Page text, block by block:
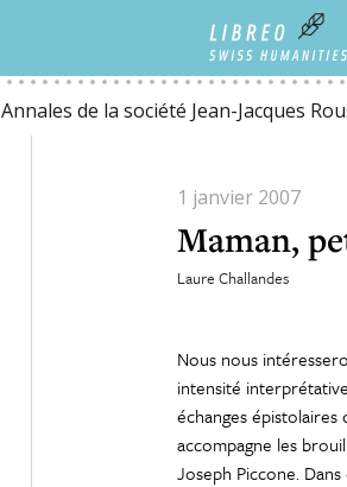
Annales de la société Jean-Jacques
1 janvier 2007
Maman,
Laure Challandes
Nous nous
intensité
échanges épistolaires
accompagne les
Joseph Piccone. Dans